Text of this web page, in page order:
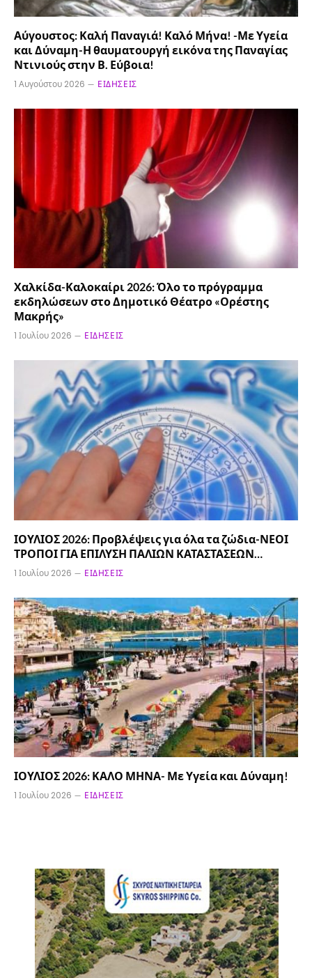
Αύγουστος: Καλή Παναγιά! Καλό Μήνα! -Με Υγεία
και Δύναμη-Η θαυματουργή εικόνα της Παναγίας
Ντινιούς στην Β. Εύβοια!
1 Αυγούστου 2026 ΕΙΔΉΣΕΙΣ
Χαλκίδα-Καλοκαίρι 2026: Όλο το πρόγραμμα
εκδηλώσεων στο Δημοτικό Θέατρο «Ορέστης
Μακρής»
1 Ιουλίου 2026 ΕΙΔΉΣΕΙΣ
ΙΟΥΛΙΟΣ 2026: Προβλέψεις για όλα τα ζώδια-ΝΕΟΙ
ΤΡΟΠΟΙ ΓΙΑ ΕΠΙΛΥΣΗ ΠΑΛΙΩΝ ΚΑΤΑΣΤΑΣΕΩΝ…
1 Ιουλίου 2026 ΕΙΔΉΣΕΙΣ
ΙΟΥΛΙΟΣ 2026: ΚΑΛΟ ΜΗΝΑ- Με Υγεία και Δύναμη!
1 Ιουλίου 2026 ΕΙΔΉΣΕΙΣ